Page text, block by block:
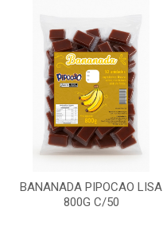
BANANADA PIPOCAO LISA
800G C/50